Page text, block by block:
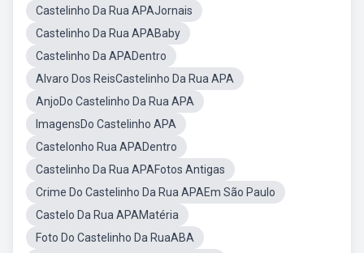
Castelinho Da Rua APAJornais
Castelinho Da Rua APABaby
Castelinho Da APADentro
Alvaro Dos ReisCastelinho Da Rua APA
AnjoDo Castelinho Da Rua APA
ImagensDo Castelinho APA
Castelonho Rua APADentro
Castelinho Da Rua APAFotos Antigas
Crime Do Castelinho Da Rua APAEm São Paulo
Castelo Da Rua APAMatéria
Foto Do Castelinho Da RuaABA